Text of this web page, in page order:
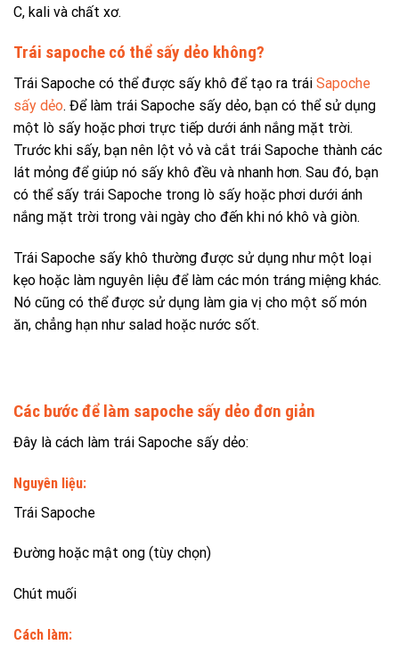
C, kali và chất xơ.
Trái sapoche có thể sấy dẻo không?
Trái Sapoche có thể được sấy khô để tạo ra trái Sapoche
sấy dẻo. Để làm trái Sapoche sấy dẻo, bạn có thể sử dụng
một lò sấy hoặc phơi trực tiếp dưới ánh nắng mặt trời.
Trước khi sấy, bạn nên lột vỏ và cắt trái Sapoche thành các
lát mỏng để giúp nó sấy khô đều và nhanh hơn. Sau đó, bạn
có thể sấy trái Sapoche trong lò sấy hoặc phơi dưới ánh
nắng mặt trời trong vài ngày cho đến khi nó khô và giòn.
Trái Sapoche sấy khô thường được sử dụng như một loại
kẹo hoặc làm nguyên liệu để làm các món tráng miệng khác.
Nó cũng có thể được sử dụng làm gia vị cho một số món
ăn, chẳng hạn như salad hoặc nước sốt.
Các bước để làm sapoche sấy dẻo đơn giản
Đây là cách làm trái Sapoche sấy dẻo:
Nguyên liệu:
Trái Sapoche
Đường hoặc mật ong (tùy chọn)
Chút muối
Cách làm: